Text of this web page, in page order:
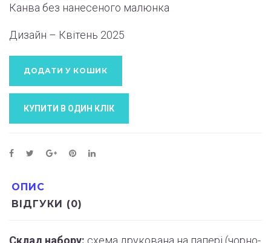
Канва без нанесеного малюнка
Дизайн – Квітень 2025
ДОДАТИ У КОШИК
КУПИТИ В ОДИН КЛIК
ОПИС
ВІДГУКИ (0)